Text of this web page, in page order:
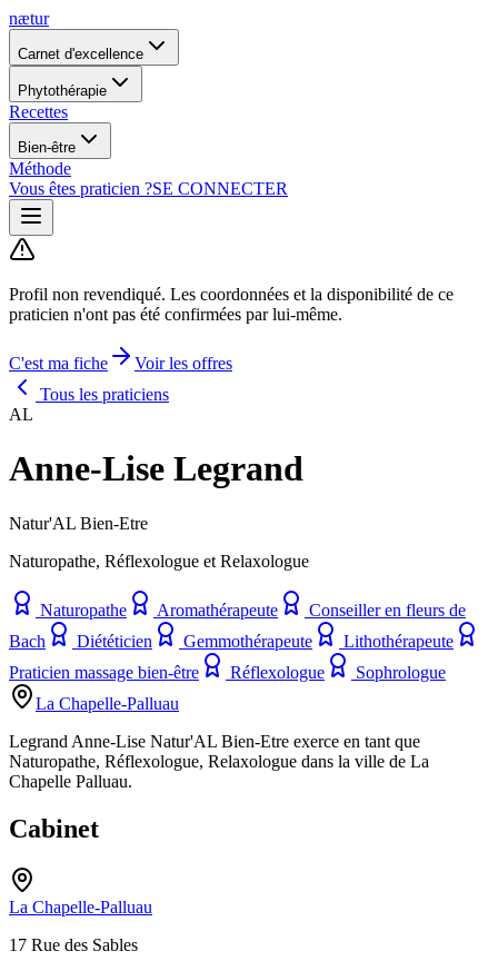
nætur
Carnet d'excellence
Phytothérapie
Recettes
Bien-être
Méthode
Vous êtes praticien ?SE CONNECTER
Profil non revendiqué. Les coordonnées et la disponibilité de ce
praticien n'ont pas été confirmées par lui-même.
C'est ma fiche
Voir les offres
Tous les praticiens
AL
Anne-Lise Legrand
Natur'AL Bien-Etre
Naturopathe, Réflexologue et Relaxologue
Naturopathe Aromathérapeute
Conseiller en fleurs de
Bach
Diététicien Gemmothérapeute
Lithothérapeute
Praticien massage bien-être
Réflexologue
Sophrologue
La Chapelle-Palluau
Legrand Anne-Lise Natur'AL Bien-Etre exerce en tant que
Naturopathe, Réflexologue, Relaxologue dans la ville de La
Chapelle Palluau.
Cabinet
La Chapelle-Palluau
17 Rue des Sables